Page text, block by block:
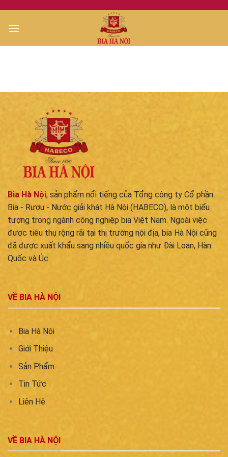
content
Bia Hà Nội, sản phẩm nổi tiếng của Tổng công ty Cổ phần
Bia - Rượu - Nước giải khát Hà Nội (HABECO), là một biểu
tượng trong ngành công nghiệp bia Việt Nam. Ngoài việc
được tiêu thụ rộng rãi tại thị trường nội địa, bia Hà Nội cũng
đã được xuất khẩu sang nhiều quốc gia như Đài Loan, Hàn
Quốc và Úc.
VỀ BIA HÀ NỘI
Bia Hà Nội
Giới Thiệu
Sản Phẩm
Tin Tức
Liên Hệ
VỀ BIA HÀ NỘI